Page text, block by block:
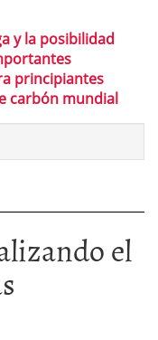
y la posibilidad
principiantes
carbón mundial
el